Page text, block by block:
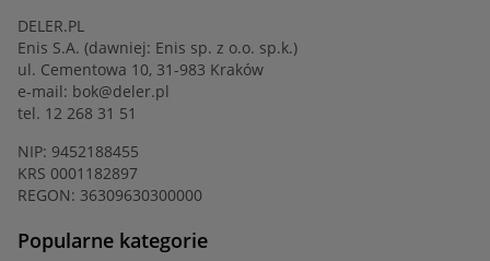
DELER.PL
Enis S.A. (dawniej: Enis sp. z o.o. sp.k.)
ul. Cementowa 10, 31-983 Kraków
e-mail: bok@deler.pl
tel. 12 268 31 51
NIP: 9452188455
KRS 0001182897
REGON: 36309630300000
Popularne kategorie